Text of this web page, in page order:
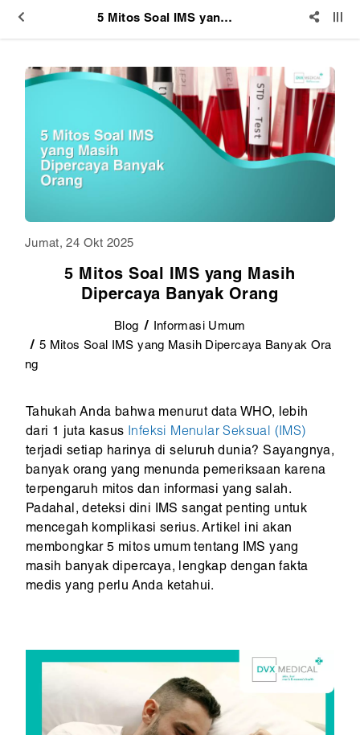
5 Mitos Soal IMS yang Masih Dipercaya Banyak Orang
Jumat, 24 Okt 2025
5 Mitos Soal IMS yang Masih
Dipercaya Banyak Orang
Blog
Informasi Umum
5 Mitos Soal IMS yang Masih Dipercaya Banyak Ora
ng
Tahukah Anda bahwa menurut data WHO, lebih
dari 1 juta kasus Infeksi Menular Seksual (IMS)
terjadi setiap harinya di seluruh dunia? Sayangnya,
banyak orang yang menunda pemeriksaan karena
terpengaruh mitos dan informasi yang salah.
Padahal, deteksi dini IMS sangat penting untuk
mencegah komplikasi serius. Artikel ini akan
membongkar 5 mitos umum tentang IMS yang
masih banyak dipercaya, lengkap dengan fakta
medis yang perlu Anda ketahui.